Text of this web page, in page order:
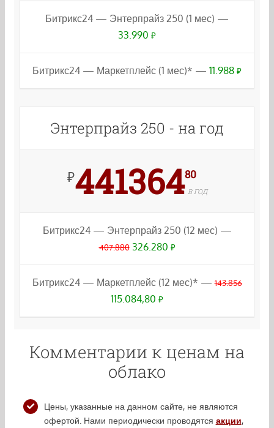
Битрикс24 — Энтерпрайз 250 (1 мес) —
33.990 ₽
Битрикс24 — Маркетплейс (1 мес)* — 11.988 ₽
Энтерпрайз 250 - на год
₽44136480
В ГОД
Битрикс24 — Энтерпрайз 250 (12 мес) —
407.880 326.280 ₽
Битрикс24 — Маркетплейс (12 мес)* —143.856
115.084,80 ₽
Комментарии к ценам на
облако
Цены, указанные на данном сайте, не являются
офертой. Нами периодически проводятся акции,